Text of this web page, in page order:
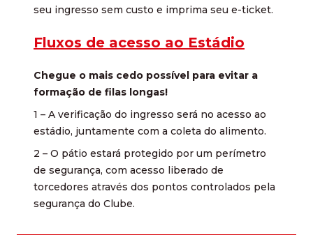
seu ingresso sem custo e imprima seu e-ticket.
Fluxos de acesso ao Estádio
Chegue o mais cedo possível para evitar a
formação de filas longas!
1 – A verificação do ingresso será no acesso ao
estádio, juntamente com a coleta do alimento.
2 – O pátio estará protegido por um perímetro
de segurança, com acesso liberado de
torcedores através dos pontos controlados pela
segurança do Clube.